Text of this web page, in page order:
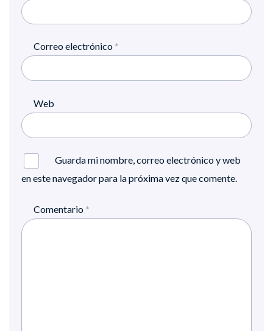
Correo electrónico *
Web
Guarda mi nombre, correo electrónico y web
en este navegador para la próxima vez que comente.
Comentario *